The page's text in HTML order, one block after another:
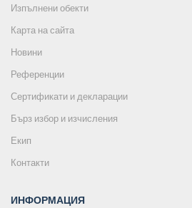
Изпълнени обекти
Карта на сайта
Новини
Референции
Сертификати и декларации
Бърз избор и изчисления
Екип
Контакти
ИНФОРМАЦИЯ